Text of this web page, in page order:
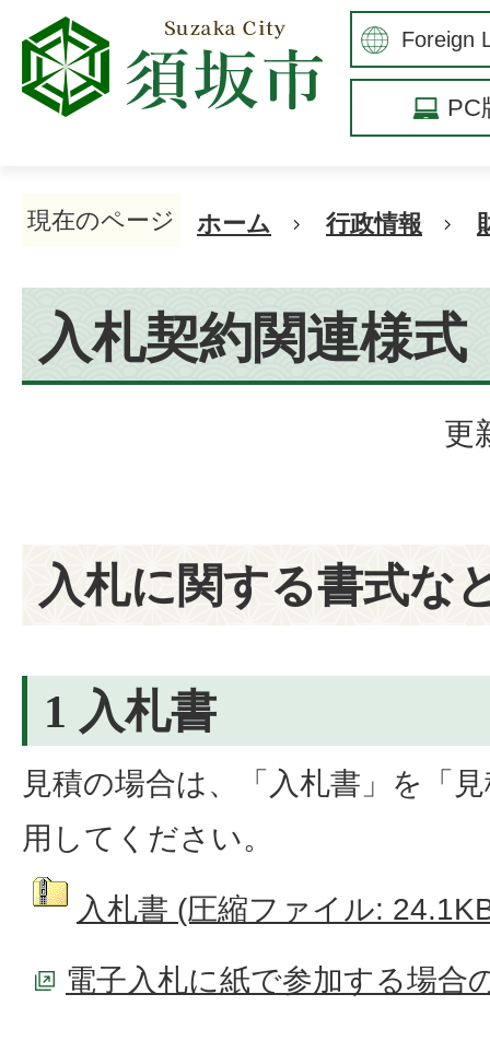
PC
現在のページ ホーム 行政情報
入札契約関連様式
更
入札に関する書式な
1 入札書
見積の場合は、「入札書」を「
用してください。
入札書 (圧縮ファイル:
電子入札に紙で参加する場合